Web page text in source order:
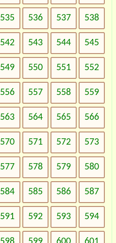
535 536 537 538
542 543 544 545
549 550 551 552
556 557 558 559
563 564 565 566
570 571 572 573
577 578 579 580
584 585 586 587
591 592 593 594